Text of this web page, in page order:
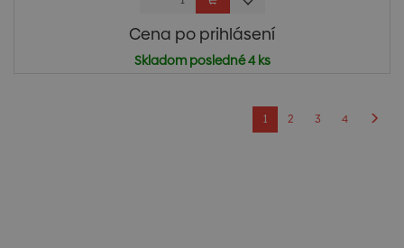
Cena po prihlásení
Skladom posledné 4 ks
1 2 3 4